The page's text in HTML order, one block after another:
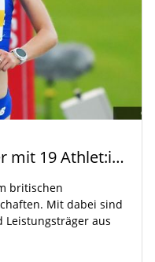
DLV nominiert EM-Kader mit 19 Athlet:innen aus Baden-Württemberg
britischen
Mit dabei sind
Leistungsträger aus